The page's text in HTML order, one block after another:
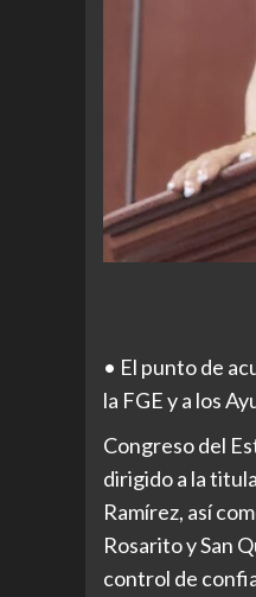
• El punto de
la FGE y a los
Congreso del
dirigido a la
Ramírez, así
Rosarito y San
control de